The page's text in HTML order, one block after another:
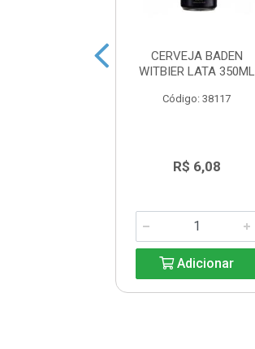
CERVEJA BADEN
WITBIER LATA 350ML
Código: 38117
R$ 6,08
Adicionar